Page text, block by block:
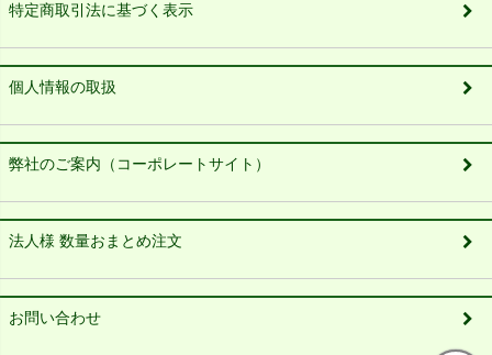
特定商取引法に基づく表示
個人情報の取扱
弊社のご案内（コーポレートサイト）
法人様 数量おまとめ注文
お問い合わせ